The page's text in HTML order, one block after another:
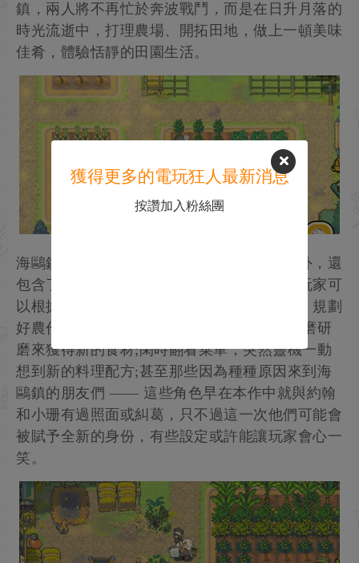
鎮，兩人將不再忙於奔波戰鬥，而是在日升月落的
時光流逝中，打理農場、開拓田地，做上一頓美味
佳肴，體驗恬靜的田園生活。
海鷗鎮除了居民們生活的城鎮中心與農場以外，還
包含了山頂、海灘等數個不同的地形區域。玩家可
以根據自己的節奏體驗種田勞作等多種玩法：規劃
好農作物的播種、澆水;通過釣魚、畜牧、石磨研
磨來獲得新的食材;閑時翻看菜單，突然靈機一動
想到新的料理配方;甚至那些因為種種原因來到海
鷗鎮的朋友們 —— 這些角色早在本作中就與約翰
和小珊有過照面或糾葛，只不過這一次他們可能會
被賦予全新的身份，有些設定或許能讓玩家會心一
笑。
獲得更多的電玩狂人最新消息
按讚加入粉絲團